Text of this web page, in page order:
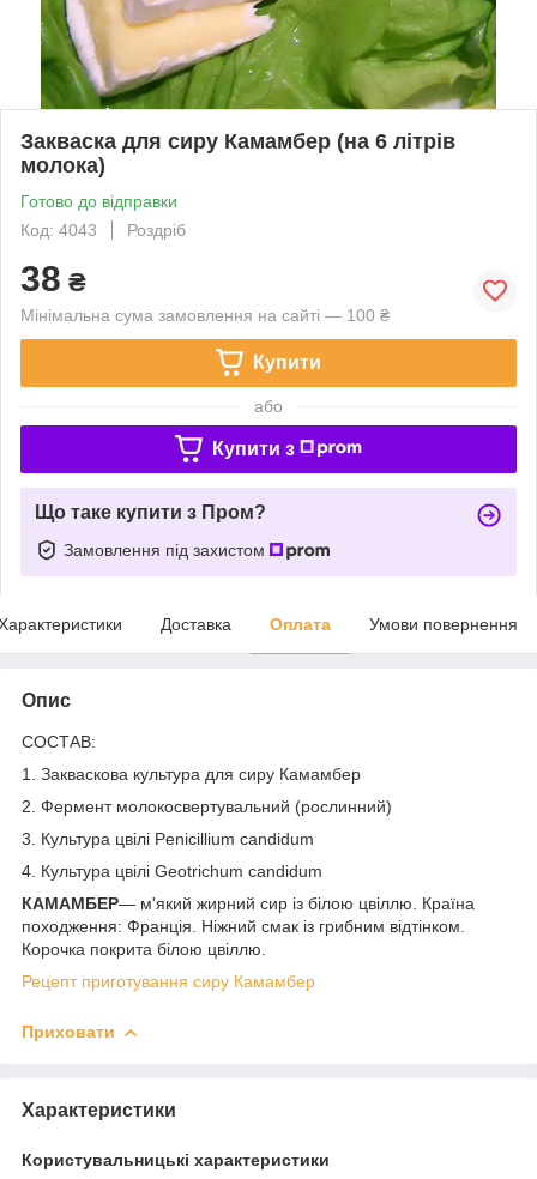
Закваска для сиру Камамбер (на 6 літрів
молока)
Готово до відправки
Код: 4043
Роздріб
38 ₴
Мінімальна сума замовлення на сайті — 100 ₴
Купити
або
Купити з
Що таке купити з Пром?
Замовлення під захистом
Доставка Оплата Умови повернення
Опис
СОСТАВ:
1. Закваскова культура для сиру Камамбер
2. Фермент молокосвертувальний (рослинний)
3. Культура цвілі Penicillium candidum
4. Культура цвілі Geotrichum candidum
КАМАМБЕР— м'який жирний сир із білою цвіллю. Країна
походження: Франція. Ніжний смак із грибним відтінком.
Корочка покрита білою цвіллю.
Рецепт приготування сиру Камамбер
Приховати
Характеристики
Користувальницькі характеристики